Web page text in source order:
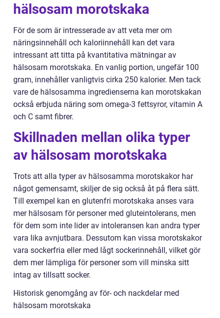
hälsosam morotskaka
För de som är intresserade av att veta mer om
näringsinnehåll och kaloriinnehåll kan det vara
intressant att titta på kvantitativa mätningar av
hälsosam morotskaka. En vanlig portion, ungefär 100
gram, innehåller vanligtvis cirka 250 kalorier. Men tack
vare de hälsosamma ingredienserna kan morotskakan
också erbjuda näring som omega-3 fettsyror, vitamin A
och C samt fibrer.
Skillnaden mellan olika typer
av hälsosam morotskaka
Trots att alla typer av hälsosamma morotskakor har
något gemensamt, skiljer de sig också åt på flera sätt.
Till exempel kan en glutenfri morotskaka anses vara
mer hälsosam för personer med gluteintolerans, men
för dem som inte lider av intoleransen kan andra typer
vara lika avnjutbara. Dessutom kan vissa morotskakor
vara sockerfria eller med lågt sockerinnehåll, vilket gör
dem mer lämpliga för personer som vill minska sitt
intag av tillsatt socker.
Historisk genomgång av för- och nackdelar med
hälsosam morotskaka